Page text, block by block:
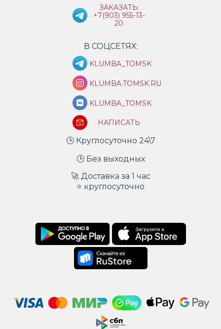
ЗАКАЗАТЬ:
+7(903) 955-13-
20
В СОЦСЕТЯХ:
KLUMBA_TOMSK
KLUMBA.TOMSK.RU
KLUMBA_TOMSK
НАПИСАТЬ
🕒 Круглосуточно 24\7
🕒 Без выходных
🚀 Доставка за 1 час
⭐ круглосуточно